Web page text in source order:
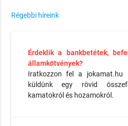
Régebbi híreink
Érdeklik a bankbetétek,
államkötvények?
Iratkozzon fel a jokamat.hu
küldünk egy rövid
kamatokról és hozamokról.